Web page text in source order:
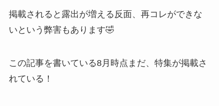
掲載されると露出が増える反面、再コレができな
いという弊害もあります🤣
この記事を書いている8月時点まだ、特集が掲載さ
れている！